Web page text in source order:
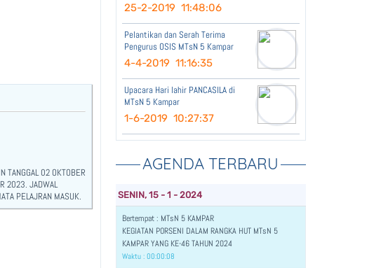
TANGGAL 02 OKTOBER
2023. JADWAL
PELAJRAN MASUK.
25-2-2019 11:48:06
Pelantikan dan Serah Terima
Pengurus OSIS MTsN 5 Kampar
4-4-2019 11:16:35
Upacara Hari lahir PANCASILA di
MTsN 5 Kampar
1-6-2019 10:27:37
AGENDA TERBARU
SENIN, 15 - 1 - 2024
Bertempat : MTsN 5 KAMPAR
KEGIATAN PORSENI DALAM RANGKA HUT MTsN 5
KAMPAR YANG KE-46 TAHUN 2024
Waktu : 00:00:08